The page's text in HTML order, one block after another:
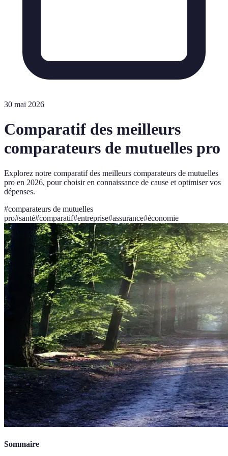
30 mai 2026
Comparatif des meilleurs
comparateurs de mutuelles pro
Explorez notre comparatif des meilleurs comparateurs de mutuelles
pro en 2026, pour choisir en connaissance de cause et optimiser vos
dépenses.
#comparateurs de mutuelles
pro#santé#comparatif#entreprise#assurance#économie
Sommaire